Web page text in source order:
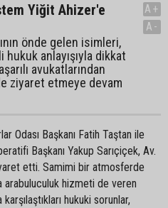
Yiğit Ahizer'e
önde gelen isimleri,
hukuk anlayışıyla dikkat
avukatlarından
ziyaret etmeye devam
A+
A-
Odası Başkanı Fatih Taştan ile
Başkanı Yakup Sarıçiçek, Av.
etti. Samimi bir atmosferde
arabuluculuk hizmeti de veren
hukuki sorunlar,